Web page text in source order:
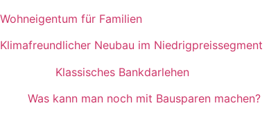
Wohneigentum für Familien
Klimafreundlicher Neubau im Niedrigpreissegment
Klassisches Bankdarlehen
Was kann man noch mit Bausparen machen?